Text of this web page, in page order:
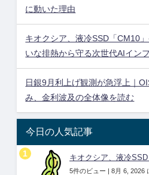
に動いた理由
キオクシア、液冷SSD「CM10
いな排熱から守る次世代AIイン
日銀9月利上げ観測が急浮上｜
み、金利波及の全体像を読む
今日の人気記事
キオクシア、液冷
5件のビュー | 8月 6, 2026